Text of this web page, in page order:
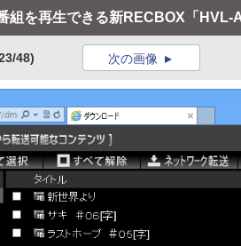
組を再生できる新RECBOX「HVL-
48) 次の画像